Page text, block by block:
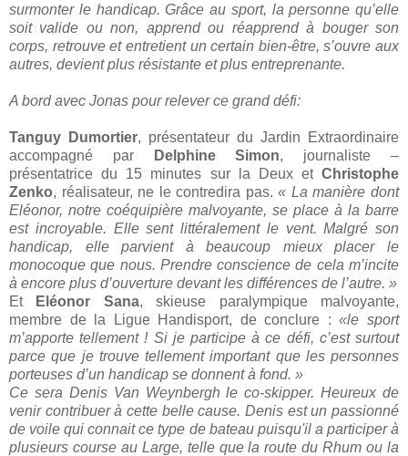
surmonter le handicap. Grâce au sport, la personne qu’elle
soit valide ou non, apprend ou réapprend à bouger son
corps, retrouve et entretient un certain bien-être, s’ouvre aux
autres, devient plus résistante et plus entreprenante.
A bord avec Jonas pour relever ce grand défi:
Tanguy Dumortier, présentateur du Jardin Extraordinaire
accompagné par
Delphine Simon, journaliste –
présentatrice du 15 minutes sur la Deux et Christophe
Zenko, réalisateur, ne le contredira pas. « Lamanière dont
Eléonor, notre coéquipière malvoyante, se place à la barre
est incroyable. Elle sent littéralement le vent. Malgré son
handicap, elle parvient à beaucoup mieux placer le
monocoque que nous. Prendre conscience de cela m’incite
à encore plus d’ouverture devant les différences de l’autre. »
Et
Eléonor Sana, skieuse paralympique malvoyante,
membre de la Ligue Handisport, de conclure : «le sport
m’apporte tellement ! Si je participe à ce défi, c’est surtout
parce que je trouve tellement important que les personnes
porteuses d’un handicap se donnent à fond. »
Ce sera Denis Van Weynbergh le co-skipper. Heureux de
venir contribuer à cette belle cause. Denis est un passionné
de voile qui connait ce type de bateau puisqu'il a participer à
plusieurs course au Large, telle que la route du Rhum ou la